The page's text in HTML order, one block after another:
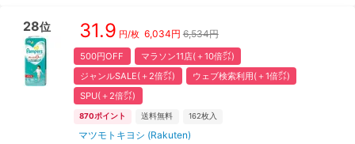
28位 31.9 円/枚 6,034円 6,534円
500円OFF
マラソン11店(＋10倍㌽)
ジャンルSALE(＋2倍㌽)
ウェブ検索利用(＋1倍㌽)
SPU(＋2倍㌽)
870ポイント 送料無料 162枚入
マツモトキヨシ (Rakuten)